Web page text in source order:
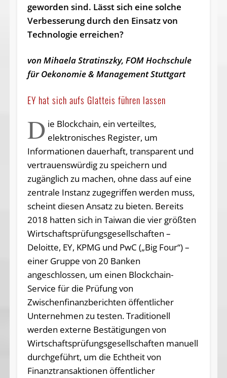
geworden sind. Lässt sich eine solche
Verbesserung durch den Einsatz von
Technologie erreichen?
von Mihaela Stratinszky, FOM Hochschule
für Oekonomie & Management Stuttgart
EY hat sich aufs Glatteis führen lassen
D ie Blockchain, ein verteiltes,
elektronisches Register, um
Informationen dauerhaft, transparent und
vertrauenswürdig zu speichern und
zugänglich zu machen, ohne dass auf eine
zentrale Instanz zugegriffen werden muss,
scheint diesen Ansatz zu bieten. Bereits
2018 hatten sich in Taiwan die vier größten
Wirtschaftsprüfungsgesellschaften –
Deloitte, EY, KPMG und PwC („Big Four“) –
einer Gruppe von 20 Banken
angeschlossen, um einen Blockchain-
Service für die Prüfung von
Zwischenfinanzberichten öffentlicher
Unternehmen zu testen. Traditionell
werden externe Bestätigungen von
Wirtschaftsprüfungsgesellschaften manuell
durchgeführt, um die Echtheit von
Finanztransaktionen öffentlicher